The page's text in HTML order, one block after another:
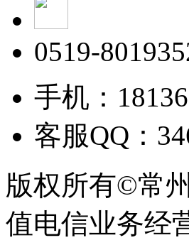
0519-
手机：
客服QQ：
版权所有©常
值电信业务经